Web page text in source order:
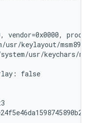
vendor=0x0000,
usr/keylayout/
usr/keychars/
false